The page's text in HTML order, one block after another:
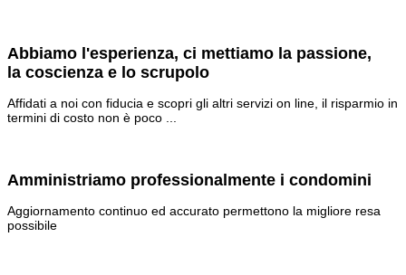
Abbiamo l'esperienza, ci mettiamo la passione,
la coscienza e lo scrupolo
Affidati a noi con fiducia e scopri gli altri servizi on line, il risparmio in
termini di costo non è poco ...
Amministriamo professionalmente i condomini
Aggiornamento continuo ed accurato permettono la migliore resa
possibile